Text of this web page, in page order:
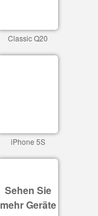
Classic Q20
iPhone 5S
Sehen Sie
mehr Geräte